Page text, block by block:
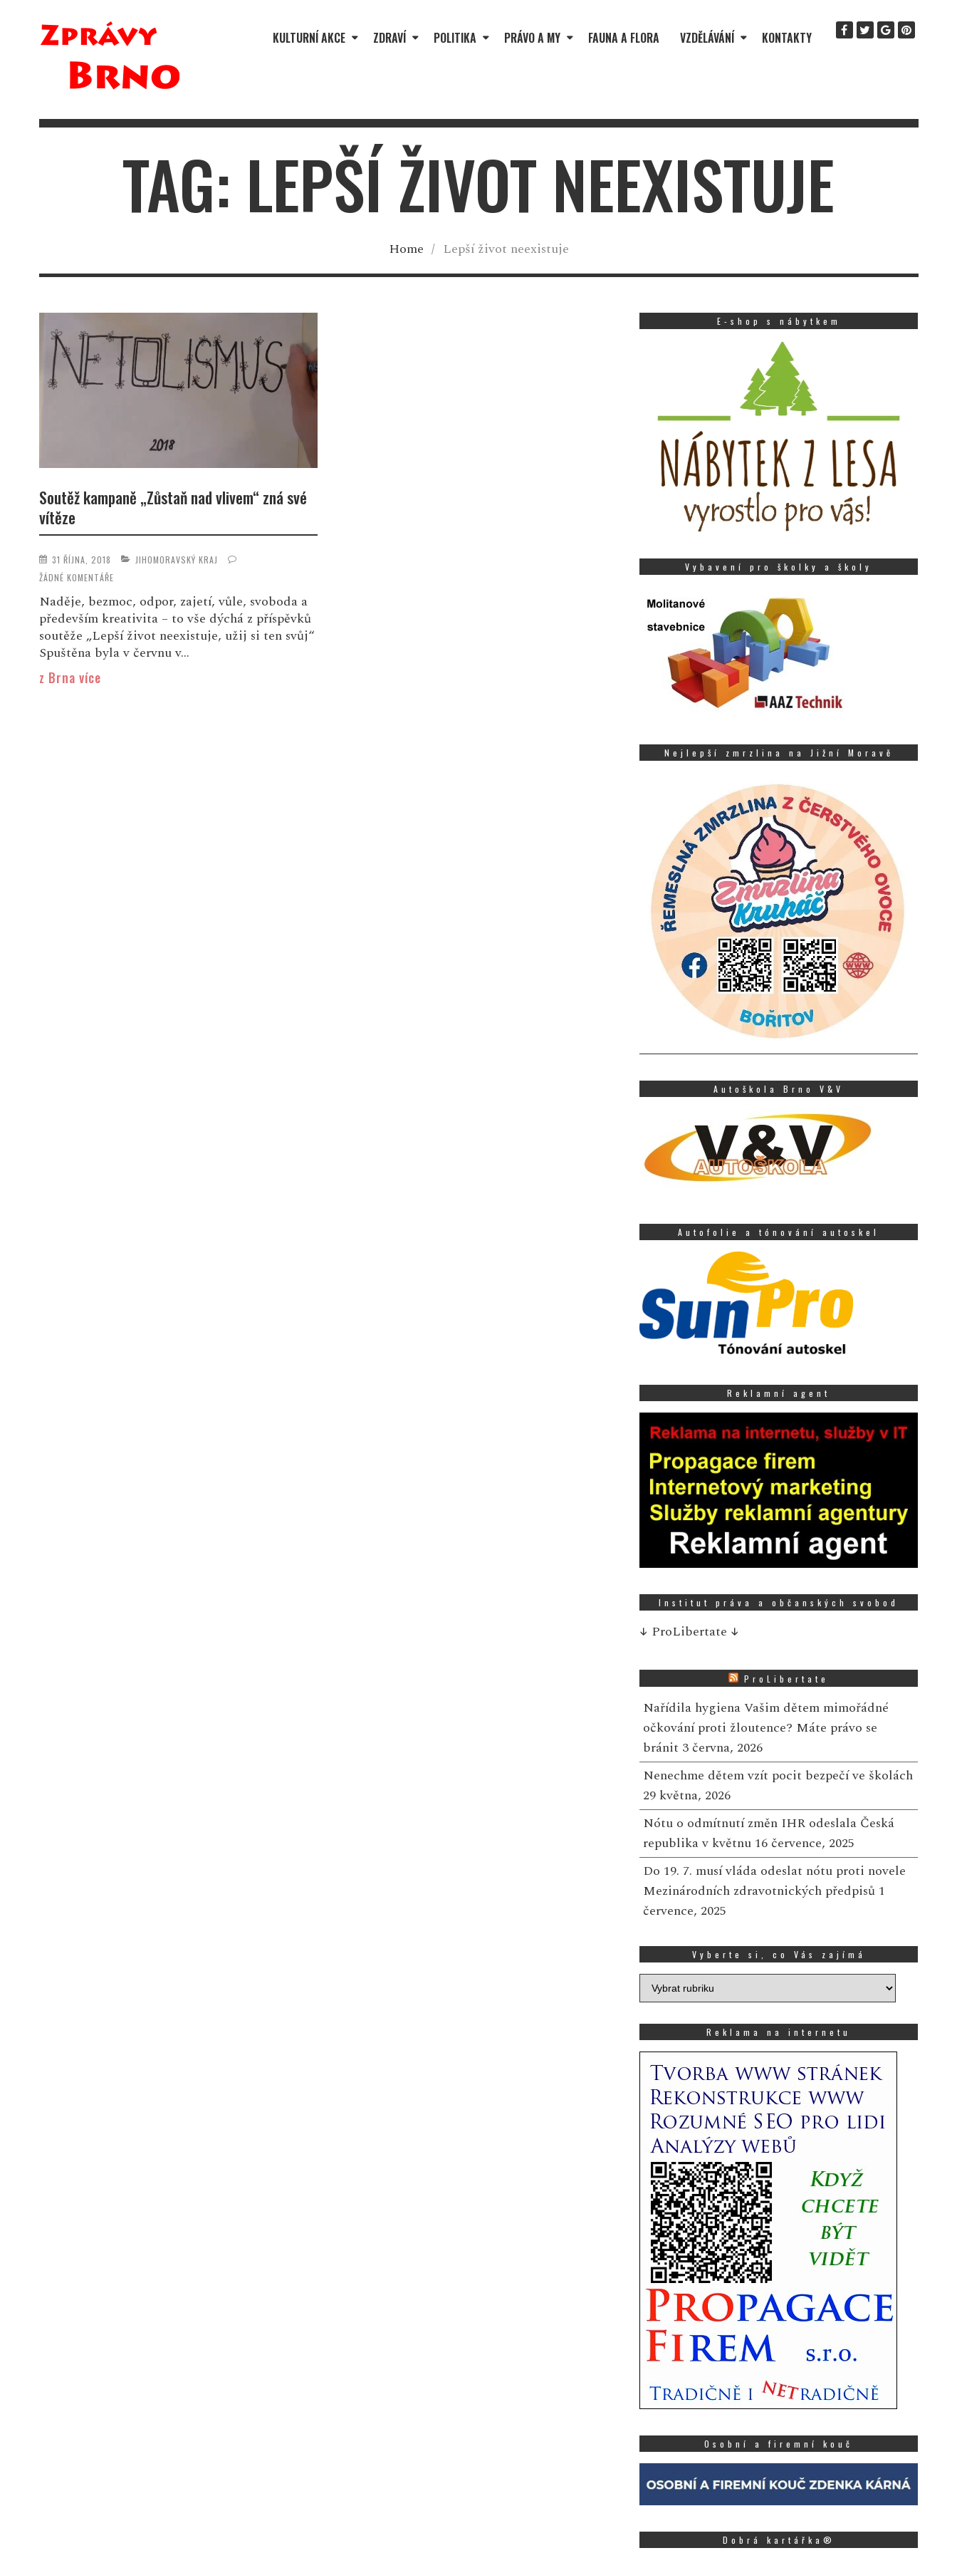
KULTURNÍ AKCE ZDRAVÍ POLITIKA PRÁVO A MY FAUNA A FLORA VZDĚLÁVÁNÍ KONTAKTY
TAG: LEPŠÍ ŽIVOT NEEXISTUJE
Home / Lepší život neexistuje
Soutěž kampaně „Zůstaň nad vlivem“ zná své
vítěze
31 ŘÍJNA, 2018
JIHOMORAVSKÝ KRAJ
ŽÁDNÉ KOMENTÁŘE
Naděje, bezmoc, odpor, zajetí, vůle, svoboda a
především kreativita – to vše dýchá z příspěvků
soutěže „Lepší život neexistuje, užij si ten svůj“
Spuštěna byla v červnu v...
z Brna více
E-shop s nábytkem
Vybavení pro školky a školy
Nejlepší zmrzlina na Jižní Moravě
Autoškola Brno V&V
Autofolie a tónování autoskel
Reklamní agent
Institut práva a občanských svobod
↓ ProLibertate ↓
ProLibertate
Nařídila hygiena Vašim dětem mimořádné
očkování proti žloutence? Máte právo se
bránit 3 června, 2026
Nenechme dětem vzít pocit bezpečí ve školách
29 května, 2026
Nótu o odmítnutí změn IHR odeslala Česká
republika v květnu 16 července, 2025
Do 19. 7. musí vláda odeslat nótu proti novele
Mezinárodních zdravotnických předpisů 1
července, 2025
Vyberte si, co Vás zajímá
Vyberte
si,
zajímá
Reklama na internetu
Osobní a firemní kouč
Dobrá kartářka®